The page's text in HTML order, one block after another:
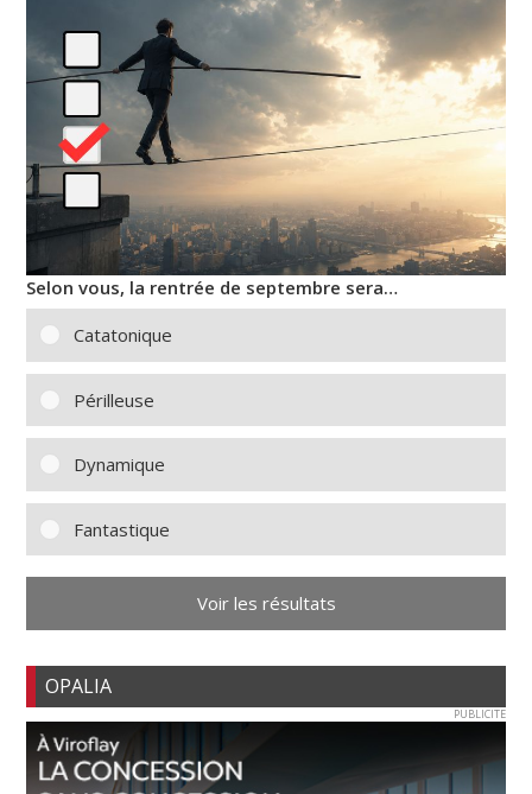
Selon vous, la rentrée de septembre sera…
Catatonique
Périlleuse
Dynamique
Fantastique
Voir les résultats
OPALIA
PUBLICITE